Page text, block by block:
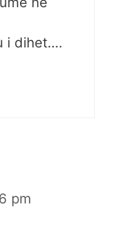
i dihet….
pm